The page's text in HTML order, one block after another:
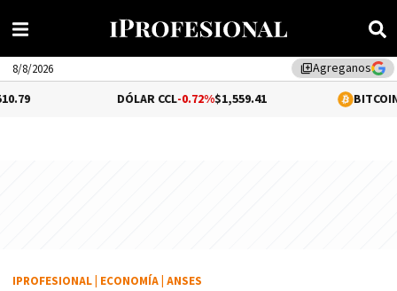
library_addAgreganos
8/8/2026
DÓLAR CCL-0.72%$1,559.41 BITCOIN0.38%
IPROFESIONAL ECONOMÍA ANSES